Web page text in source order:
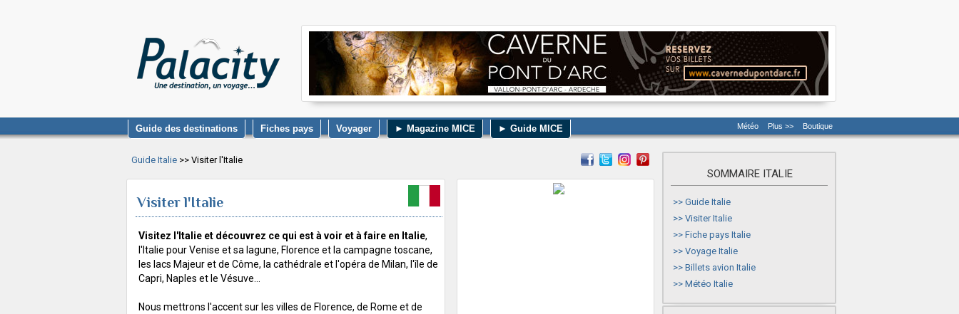
Guide des destinations Fiches pays Voyager ► Magazine MICE ► Guide MICE Météo Plus >> Boutique
Guide Italie >> Visiter l'Italie
Visiter l'Italie
Visitez l'Italie et découvrez ce qui est à voir et à faire en Italie,
l'Italie pour Venise et sa lagune, Florence et la campagne toscane,
les lacs Majeur et de Côme, la cathédrale et l'opéra de Milan, l'île de
Capri, Naples et le Vésuve...
Nous mettrons l'accent sur les villes de Florence, de Rome et de
SOMMAIRE ITALIE
>> Guide Italie
>> Visiter Italie
>> Fiche pays Italie
>> Voyage Italie
>> Billets avion Italie
>> Météo Italie